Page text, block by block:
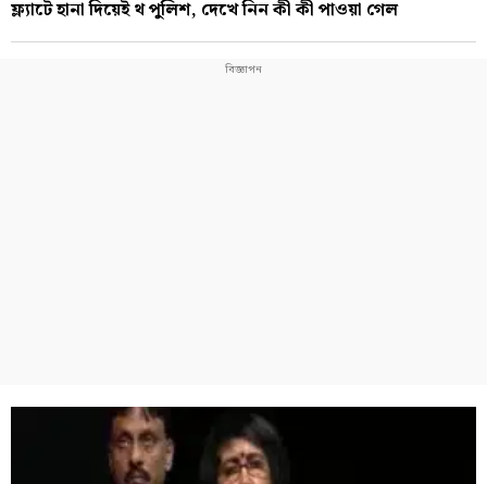
ফ্ল্যাটে হানা দিয়েই থ পুলিশ, দেখে নিন কী কী পাওয়া গেল